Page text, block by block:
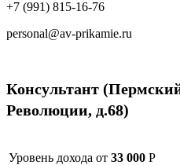
+7 (991) 815-16-76
personal@av-prikamie.ru
Консультант
Революции, д.68)
Уровень дохода от 33 000 Р